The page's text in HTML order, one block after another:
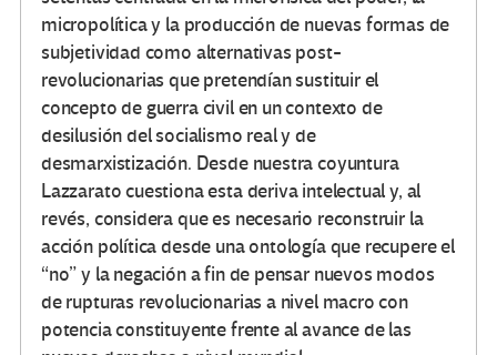
micropolítica y la producción de nuevas formas de
subjetividad como alternativas post-
revolucionarias que pretendían sustituir el
concepto de guerra civil en un contexto de
desilusión del socialismo real y de
desmarxistización. Desde nuestra coyuntura
Lazzarato cuestiona esta deriva intelectual y, al
revés, considera que es necesario reconstruir la
acción política desde una ontología que recupere el
“no” y la negación a fin de pensar nuevos modos
de rupturas revolucionarias a nivel macro con
potencia constituyente frente al avance de las